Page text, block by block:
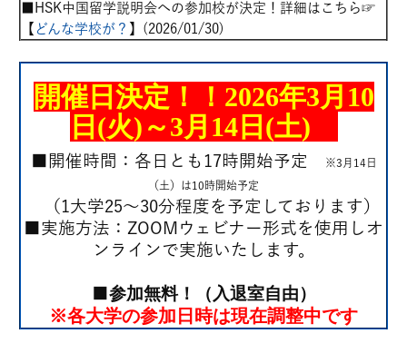
■HSK中国留学説明会への参加校が決定！詳細はこちら☞
【 どんな学校が？ 】(2026/01/30)
開催日決定！！2026年3月10
日(火)～3月14日(土)
■開催時間：各日とも17時開始予定 ※3月14日
（土）は10時開始予定
（1大学25～30分程度を予定しております）
■実施方法：ZOOMウェビナー形式を使用しオ
ンラインで実施いたします。
参加無料！（入退室自由）
※各大学の参加日時は現在調整中です